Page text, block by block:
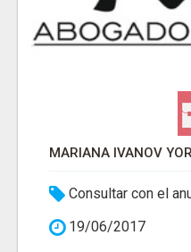
MARIANA IVANOV
Consultar con el
19/06/2017